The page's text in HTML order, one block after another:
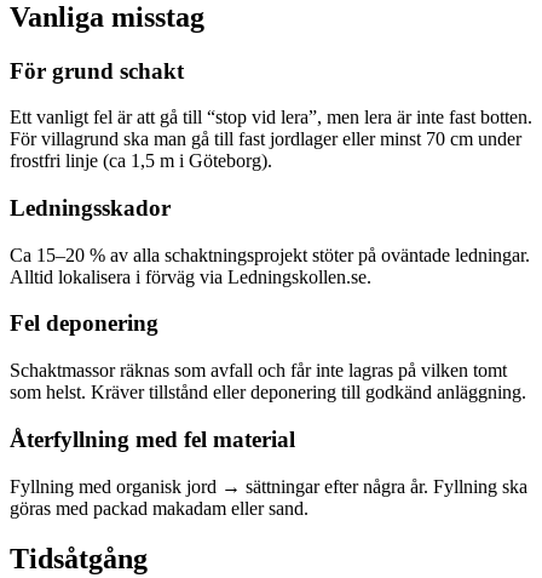
Vanliga misstag
För grund schakt
Ett vanligt fel är att gå till “stop vid lera”, men lera är inte fast botten.
För villagrund ska man gå till fast jordlager eller minst 70 cm under
frostfri linje (ca 1,5 m i Göteborg).
Ledningsskador
Ca 15–20 % av alla schaktningsprojekt stöter på oväntade ledningar.
Alltid lokalisera i förväg via Ledningskollen.se.
Fel deponering
Schaktmassor räknas som avfall och får inte lagras på vilken tomt
som helst. Kräver tillstånd eller deponering till godkänd anläggning.
Återfyllning med fel material
Fyllning med organisk jord → sättningar efter några år. Fyllning ska
göras med packad makadam eller sand.
Tidsåtgång